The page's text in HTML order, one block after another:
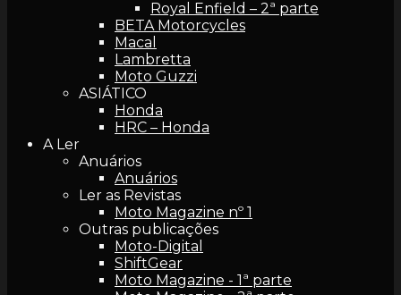
Royal Enfield – 2ª parte
BETA Motorcycles
Macal
Lambretta
Moto Guzzi
ASIÁTICO
Honda
HRC – Honda
A Ler
Anuários
Anuários
Ler as Revistas
Moto Magazine nº 1
Outras publicações
Moto-Digital
ShiftGear
Moto Magazine - 1ª parte